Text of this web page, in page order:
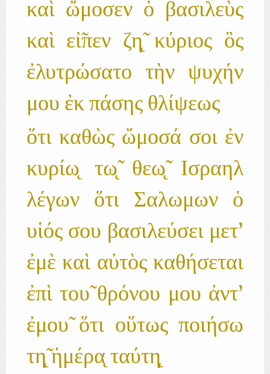
καὶ ὤμοσεν ὁ βασιλεὺς
καὶ εἰ̃πεν ζη̨̃ κύριος ὃς
ἐλυτρώσατο τὴν ψυχήν
μου ἐκ πάσης θλίψεως
ὅτι καθὼς ὤμοσά σοι ἐν
κυρίω̨ τω̨̃ θεω̨̃ Ισραηλ
λέγων ὅτι Σαλωμων ὁ
υἱός σου βασιλεύσει μετ'
ἐμὲ καὶ αὐτὸς καθήσεται
ἐπὶ του̃ θρόνου μου ἀντ'
ἐμου̃ ὅτι οὕτως ποιήσω
τη̨̃ ἡμέρα̨ ταύτη̨